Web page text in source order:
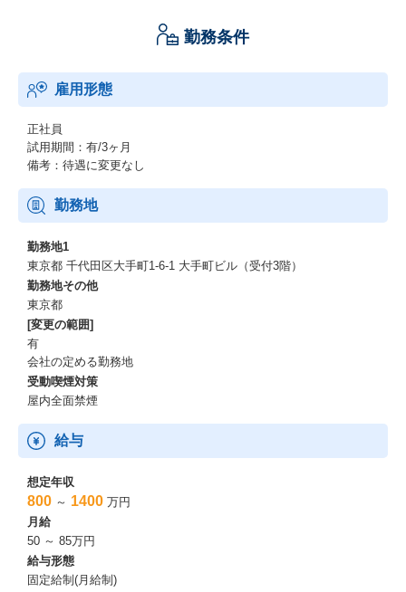
勤務条件
雇用形態
正社員
試用期間：有/3ヶ月
備考：待遇に変更なし
勤務地
勤務地1
東京都 千代田区大手町1-6-1 大手町ビル（受付3階）
勤務地その他
東京都
[変更の範囲]
有
会社の定める勤務地
受動喫煙対策
屋内全面禁煙
給与
想定年収
800 ～ 1400 万円
月給
50 ～ 85万円
給与形態
固定給制(月給制)